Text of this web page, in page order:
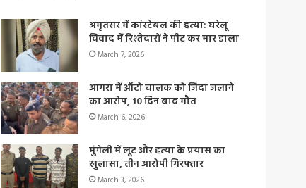
अमृतसर में कांस्टेबल की हत्या: घरेलू
विवाद में रिश्तेदारों ने पीट कर मार डाला
March 7, 2026
आगरा में ऑटो चालक को जिंदा जलाने
का आरोप, 10 दिन बाद मौत
March 6, 2026
मुंगेली में लूट और हत्या के प्रयास का
खुलासा, तीन आरोपी गिरफ्तार
March 3, 2026